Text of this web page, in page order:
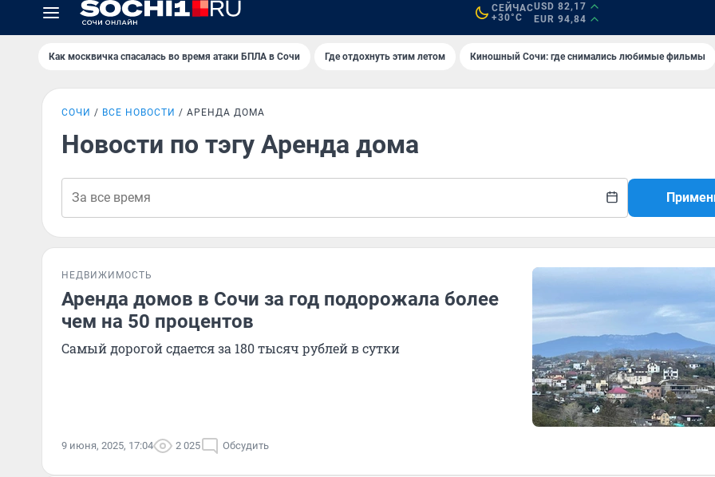
СЕЙЧАС
+30°C
USD 82,17
EUR 94,84
Как москвичка спасалась во время атаки БПЛА в Сочи Где отдохнуть этим летом Киношный Сочи: где снимались любимые фильмы
СОЧИ ВСЕ НОВОСТИ АРЕНДА ДОМА
Новости по тэгу Аренда дома
НЕДВИЖИМОСТЬ
Аренда домов в Сочи за год подорожала более
чем на 50 процентов
Самый дорогой сдается за 180 тысяч рублей в сутки
9 июня, 2025, 17:04 2 025 Обсудить